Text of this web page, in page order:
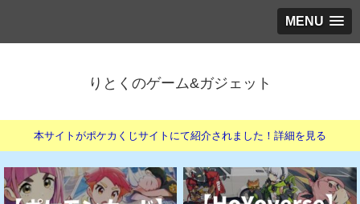
MENU
りとくのゲーム&ガジェット
本サイトがポケカくじサイトにて紹介されました！詳細を見る